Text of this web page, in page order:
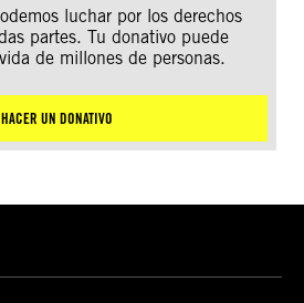
luchar por los derechos
partes. Tu donativo puede
de millones de personas.
HACER UN DONATIVO